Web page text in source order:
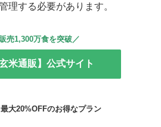
理する必要があります。
売1,300万食を突破／
米通販】公式サイト
最大20%OFFのお得なプラン